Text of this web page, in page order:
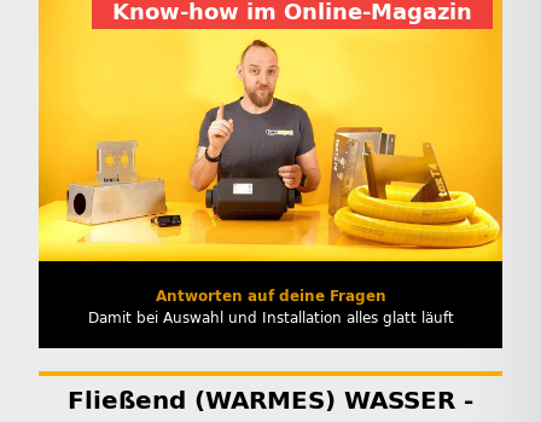
Know-how im Online-Magazin
Antworten auf deine Fragen
Damit bei Auswahl und Installation alles glatt läuft
Fließend (WARMES) WASSER -